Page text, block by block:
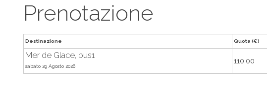
Prenotazione
Destinazione Quota (€)
Mer de Glace, bus1
sabato 29 Agosto 2026
110.00